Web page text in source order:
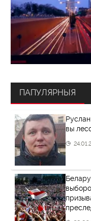
ПАПУЛЯРНЫЯ
вы